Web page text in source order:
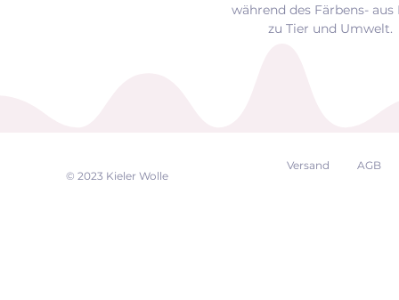
während des Färbens- aus
zu Tier und Umwelt.
© 2023 Kieler Wolle
Versand AGB